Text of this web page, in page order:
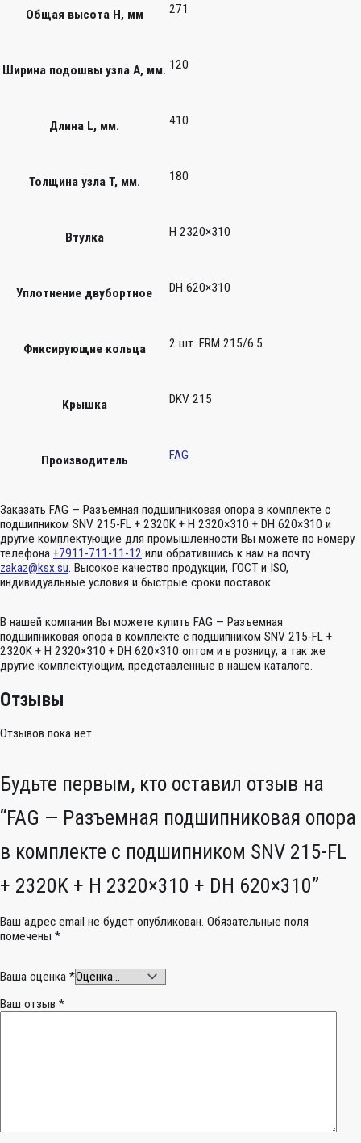
Общая высота H, мм 271
Ширина подошвы узла А, мм. 120
Длина L, мм. 410
Толщина узла T, мм. 180
Втулка H 2320×310
Уплотнение двубортное DH 620×310
Фиксирующие кольца 2 шт. FRM 215/6.5
Крышка DKV 215
Производитель FAG
Заказать FAG — Разъемная подшипниковая опора в комплекте с
подшипником SNV 215-FL + 2320K + H 2320×310 + DH 620×310 и
другие комплектующие для промышленности Вы можете по номеру
телефона +7911-711-11-12 или обратившись к нам на почту
zakaz@ksx.su. Высокое качество продукции, ГОСТ и ISO,
индивидуальные условия и быстрые сроки поставок.
В нашей компании Вы можете купить FAG — Разъемная
подшипниковая опора в комплекте с подшипником SNV 215-FL +
2320K + H 2320×310 + DH 620×310 оптом и в розницу, а так же
другие комплектующим, представленные в нашем каталоге.
Отзывы
Отзывов пока нет.
Будьте первым, кто оставил отзыв на
“FAG — Разъемная подшипниковая опора
в комплекте с подшипником SNV 215-FL
+ 2320K + H 2320×310 + DH 620×310”
Ваш адрес email не будет опубликован. Обязательные поля
помечены *
Ваша оценка *
Ваш отзыв *